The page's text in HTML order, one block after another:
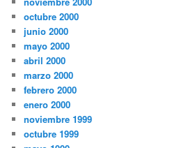
octubre 2000
junio 2000
mayo 2000
abril 2000
marzo 2000
febrero 2000
enero 2000
noviembre 1999
octubre 1999